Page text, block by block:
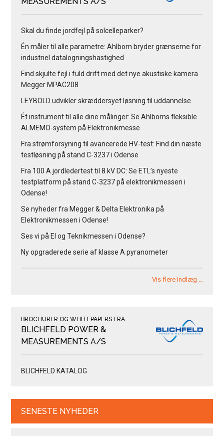
Skal du finde jordfejl på solcelleparker?
Én måler til alle parametre: Ahlborn bryder grænserne for
industriel datalogningshastighed
Find skjulte fejl i fuld drift med det nye akustiske kamera
Megger MPAC208
LEYBOLD udvikler skræddersyet løsning til uddannelse
Ét instrument til alle dine målinger: Se Ahlborns fleksible
ALMEMO-system på Elektronikmesse
Fra strømforsyning til avancerede HV-test: Find din næste
testløsning på stand C-3237 i Odense
Fra 100 A jordledertest til 8 kV DC: Se ETL’s nyeste
testplatform på stand C-3237 på elektronikmessen i
Odense!
Se nyheder fra Megger & Delta Elektronika på
Elektronikmessen i Odense!
Ses vi på El og Teknikmessen i Odense?
Ny opgraderede serie af klasse A pyranometer
Vis flere indlæg …
BROCHURER OG WHITEPAPERS FRA
BLICHFELD POWER &
MEASUREMENTS A/S
BLICHFELD KATALOG
SENESTE NYHEDER